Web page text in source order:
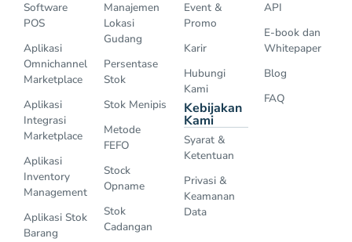
Software
POS
Aplikasi
Omnichannel
Marketplace
Aplikasi
Integrasi
Marketplace
Aplikasi
Inventory
Management
Aplikasi Stok
Barang
Manajemen
Lokasi
Gudang
Persentase
Stok
Stok Menipis
Metode
FEFO
Stock
Opname
Stok
Cadangan
Event &
Promo
Karir
Hubungi
Kami
Kebijakan
Kami
Syarat &
Ketentuan
Privasi &
Keamanan
Data
API
E-book dan
Whitepaper
Blog
FAQ